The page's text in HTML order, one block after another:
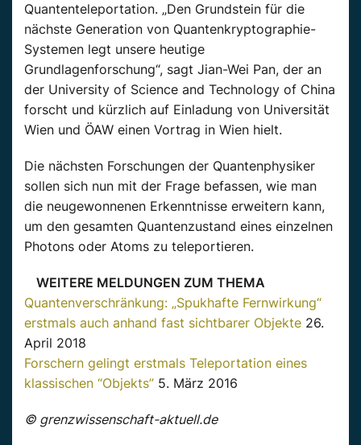
Quantenteleportation. „Den Grundstein für die
nächste Generation von Quantenkryptographie-
Systemen legt unsere heutige
Grundlagenforschung“, sagt Jian-Wei Pan, der an
der University of Science and Technology of China
forscht und kürzlich auf Einladung von Universität
Wien und ÖAW einen Vortrag in Wien hielt.
Die nächsten Forschungen der Quantenphysiker
sollen sich nun mit der Frage befassen, wie man
die neugewonnenen Erkenntnisse erweitern kann,
um den gesamten Quantenzustand eines einzelnen
Photons oder Atoms zu teleportieren.
WEITERE MELDUNGEN ZUM THEMA
Quantenverschränkung: „Spukhafte Fernwirkung“
erstmals auch anhand fast sichtbarer Objekte 26.
April 2018
Forschern gelingt erstmals Teleportation eines
klassischen “Objekts” 5. März 2016
© grenzwissenschaft-aktuell.de